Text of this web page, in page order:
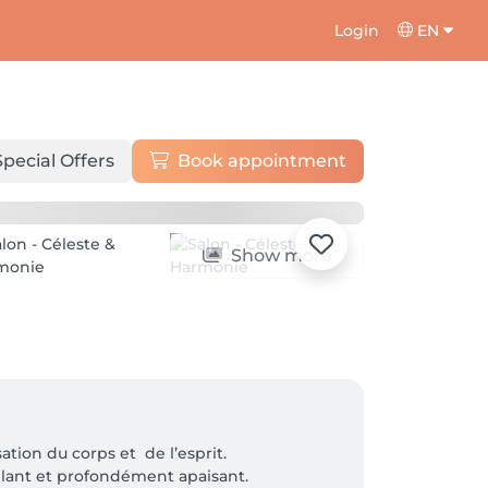
Login EN
Offers Book appointment
Show more
du corps et  de l’esprit.
et profondément apaisant.